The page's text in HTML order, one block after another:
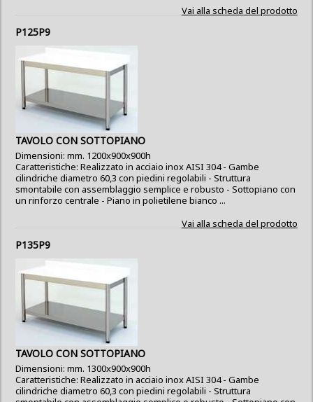
Vai alla scheda del prodotto
P125P9
TAVOLO CON SOTTOPIANO
Dimensioni: mm. 1200x900x900h
Caratteristiche: Realizzato in acciaio inox AISI 304 - Gambe
cilindriche diametro 60,3 con piedini regolabili - Struttura
smontabile con assemblaggio semplice e robusto - Sottopiano con
un rinforzo centrale - Piano in polietilene bianco ...
Vai alla scheda del prodotto
P135P9
TAVOLO CON SOTTOPIANO
Dimensioni: mm. 1300x900x900h
Caratteristiche: Realizzato in acciaio inox AISI 304 - Gambe
cilindriche diametro 60,3 con piedini regolabili - Struttura